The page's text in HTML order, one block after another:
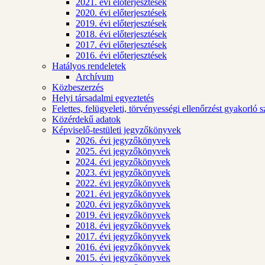
2021. évi előterjesztések
2020. évi előterjesztések
2019. évi előterjesztések
2018. évi előterjesztések
2017. évi előterjesztések
2016. évi előterjesztések
Hatályos rendeletek
Archívum
Közbeszerzés
Helyi társadalmi egyeztetés
Felettes, felügyeleti, törvényességi ellenőrzést gyakorló
Közérdekű adatok
Képviselő-testületi jegyzőkönyvek
2026. évi jegyzőkönyvek
2025. évi jegyzőkönyvek
2024. évi jegyzőkönyvek
2023. évi jegyzőkönyvek
2022. évi jegyzőkönyvek
2021. évi jegyzőkönyvek
2020. évi jegyzőkönyvek
2019. évi jegyzőkönyvek
2018. évi jegyzőkönyvek
2017. évi jegyzőkönyvek
2016. évi jegyzőkönyvek
2015. évi jegyzőkönyvek